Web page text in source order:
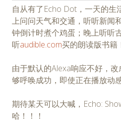
自从有了Echo Dot，一天的生
上问问天气和交通，听听新闻
钟倒计时煮个鸡蛋；晚上听听
听audible.com买的朗读版书籍
由于默认的Alexa响应不好，
够呼唤成功，即使正在播放动
期待某天可以大喊，Echo:
哈！！！